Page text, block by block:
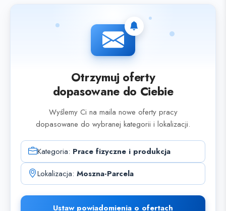
Otrzymuj oferty
dopasowane do Ciebie
Wyślemy Ci na maila nowe oferty pracy
dopasowane do wybranej kategorii i lokalizacji.
Kategoria: Prace fizyczne i produkcja
Lokalizacja: Moszna-Parcela
Ustaw powiadomienia o ofertach